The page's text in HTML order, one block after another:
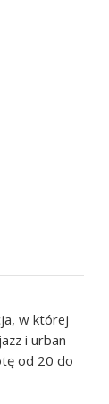
w której
i urban -
od 20 do